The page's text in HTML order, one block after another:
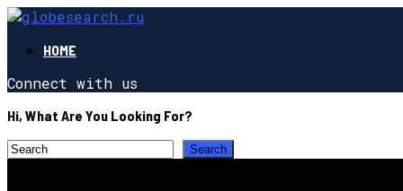
HOME
Connect with us
Hi, What Are You Looking For?